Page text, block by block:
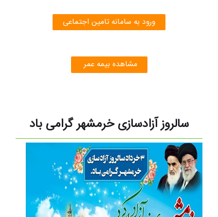
ورود به سامانه تامین اجتماعی
مشاهده بیمه عمر
سالروز آزادسازی خرمشهر گرامی باد